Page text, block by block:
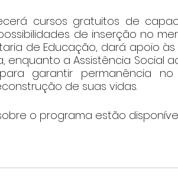
cursos gratuitos de
de inserção no
de Educação, dará apoio
enquanto a Assistência Social
garantir permanência
de suas vidas.
o programa estão